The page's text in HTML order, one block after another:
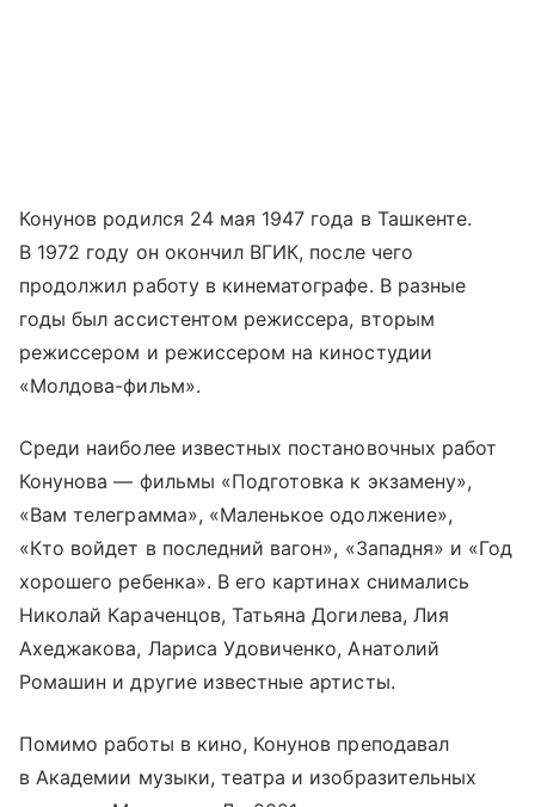
Конунов родился 24 мая 1947 года в Ташкенте.
В 1972 году он окончил ВГИК, после чего
продолжил работу в кинематографе. В разные
годы был ассистентом режиссера, вторым
режиссером и режиссером на киностудии
«Молдова-фильм».
Среди наиболее известных постановочных работ
Конунова — фильмы «Подготовка к экзамену»,
«Вам телеграмма», «Маленькое одолжение»,
«Кто войдет в последний вагон», «Западня» и «Год
хорошего ребенка». В его картинах снимались
Николай Караченцов, Татьяна Догилева, Лия
Ахеджакова, Лариса Удовиченко, Анатолий
Ромашин и другие известные артисты.
Помимо работы в кино, Конунов преподавал
в Академии музыки, театра и изобразительных